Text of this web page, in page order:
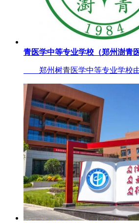
青医学中等专业学校（郑州澍青
郑州树青医学中等专业学校